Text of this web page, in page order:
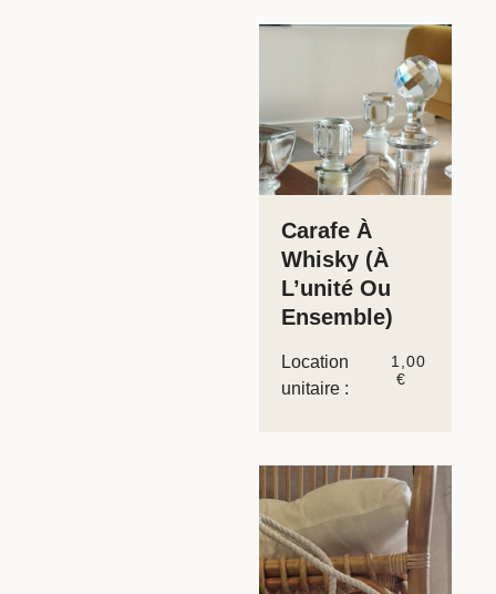
Carafe À
Whisky (à
L’unité Ou
Ensemble)
Location
unitaire :
1,00
€